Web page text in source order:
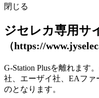
閉じる
ジセレカ専用サ
（https://
G-Station Plusを離れます
社、エーザイ社、EAファ
のとなります。